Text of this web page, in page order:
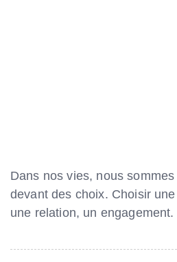
Dans nos vies, nous
devant des choix. Choisir
une relation, un